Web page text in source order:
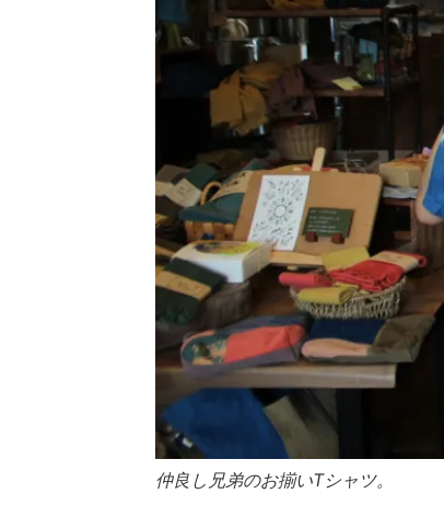
仲良し兄弟のお揃いTシャツ。